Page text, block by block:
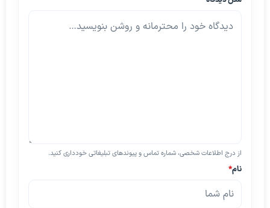
از درج اطلاعات شخصی، شماره تماس و پیوندهای تبلیغاتی خودداری کنید.
نام*